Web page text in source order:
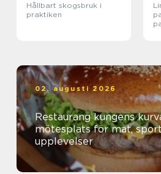
Hållbart skogsbruk i
praktiken
02. augusti 2026
Restaurang kungens kurva en
mötesplats för mat,
upplevelser